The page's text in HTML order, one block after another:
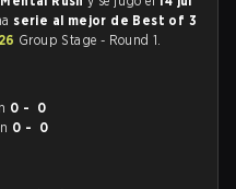
serie al mejor de Best of 3
Group Stage - Round 1.
0 - 0
0 - 0